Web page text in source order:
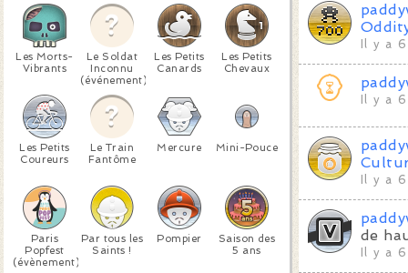
Les Morts-
Vibrants
Le Soldat
Inconnu
(événement)
Les Petits
Canards
Les Petits
Chevaux
Les Petits
Coureurs
Le Train
Fantôme
Mercure Mini-Pouce
Paris
Popfest
(évènement)
Par tous les
Saints !
Pompier
Saison des
5 ans
Il y a
Il y a
Il y a
de
Il y a